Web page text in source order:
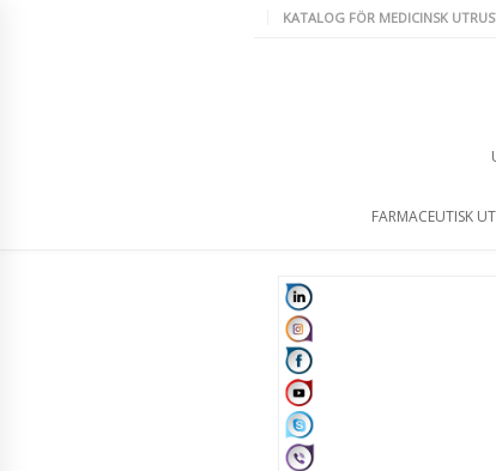
KATALOG FÖR MEDICINSK
FARMACEUTISK